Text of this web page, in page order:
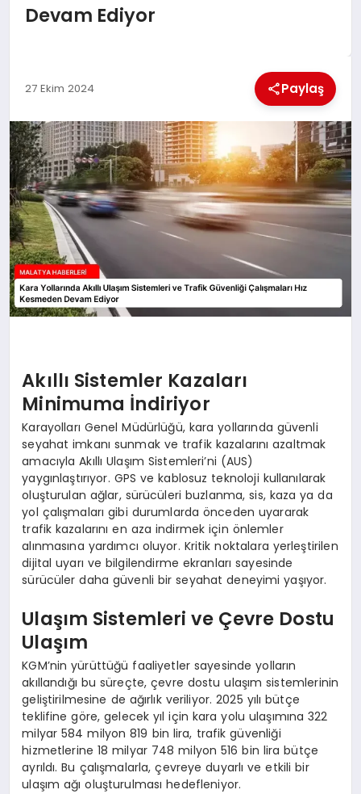
EKONOMI
SIYASET
SPOR
TEKNOLOJI
Devam Ediyor
27 Ekim 2024 Paylaş
Akıllı Sistemler Kazaları
Minimuma İndiriyor
Karayolları Genel Müdürlüğü, kara yollarında güvenli
seyahat imkanı sunmak ve trafik kazalarını azaltmak
amacıyla Akıllı Ulaşım Sistemleri’ni (AUS)
yaygınlaştırıyor. GPS ve kablosuz teknoloji kullanılarak
oluşturulan ağlar, sürücüleri buzlanma, sis, kaza ya da
yol çalışmaları gibi durumlarda önceden uyararak
trafik kazalarını en aza indirmek için önlemler
alınmasına yardımcı oluyor. Kritik noktalara yerleştirilen
dijital uyarı ve bilgilendirme ekranları sayesinde
sürücüler daha güvenli bir seyahat deneyimi yaşıyor.
Ulaşım Sistemleri ve Çevre Dostu
Ulaşım
KGM’nin yürüttüğü faaliyetler sayesinde yolların
akıllandığı bu süreçte, çevre dostu ulaşım sistemlerinin
geliştirilmesine de ağırlık veriliyor. 2025 yılı bütçe
teklifine göre, gelecek yıl için kara yolu ulaşımına 322
milyar 584 milyon 819 bin lira, trafik güvenliği
hizmetlerine 18 milyar 748 milyon 516 bin lira bütçe
ayrıldı. Bu çalışmalarla, çevreye duyarlı ve etkili bir
ulaşım ağı oluşturulması hedefleniyor.